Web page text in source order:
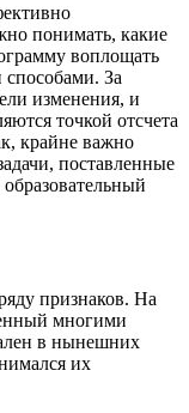
понимать, какие
воплощать
За
изменения, и
точкой отсчета
крайне важно
поставленные
признаков. На
многими
в нынешних
их